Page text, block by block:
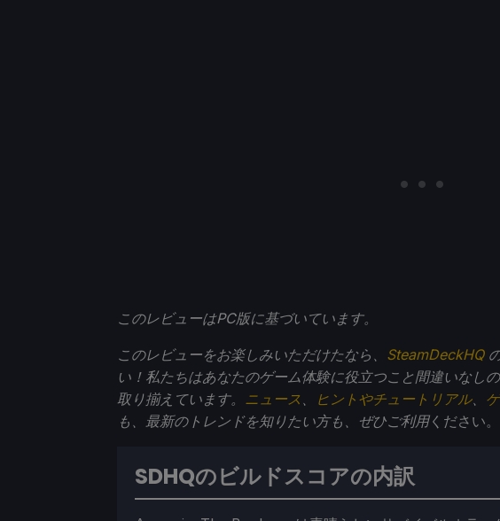
このレビューはPC版に基づいています。
このレビューをお楽しみいただけたなら、 SteamDeckHQ
い！私たちはあなたのゲーム体験に役立つこと間違いなし
取り揃えています。 ニュース 、 ヒントやチュートリアル、
も、最新のトレンドを知りたい方も、ぜひご利用ください。
SDHQのビルドスコアの内訳